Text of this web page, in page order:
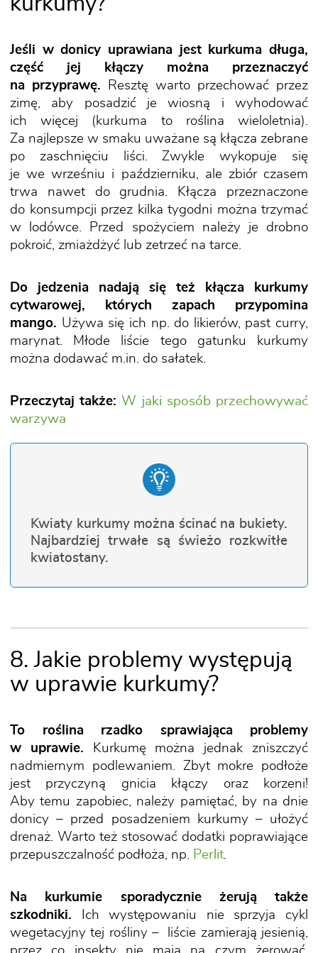
Jeśli w donicy uprawiana jest kurkuma długa,
część jej kłączy można przeznaczyć
na przyprawę. Resztę warto przechować przez
zimę, aby posadzić je wiosną i wyhodować
ich więcej (kurkuma to roślina wieloletnia).
Za najlepsze w smaku uważane są kłącza zebrane
po zaschnięciu liści. Zwykle wykopuje się
je we wrześniu i październiku, ale zbiór czasem
trwa nawet do grudnia. Kłącza przeznaczone
do konsumpcji przez kilka tygodni można trzymać
w lodówce. Przed spożyciem należy je drobno
pokroić, zmiażdżyć lub zetrzeć na tarce.
Do jedzenia nadają się też kłącza kurkumy
cytwarowej, których zapach przypomina
mango. Używa się ich np. do likierów, past curry,
marynat. Młode liście tego gatunku kurkumy
można dodawać m.in. do sałatek.
Przeczytaj także: W jaki sposób przechowywać
warzywa
Kwiaty kurkumy można ścinać na bukiety.
Najbardziej trwałe są świeżo rozkwitłe
kwiatostany.
8. Jakie problemy występują
w uprawie kurkumy?
To roślina rzadko sprawiająca problemy
w uprawie. Kurkumę można jednak zniszczyć
nadmiernym podlewaniem. Zbyt mokre podłoże
jest przyczyną gnicia kłączy oraz korzeni!
Aby temu zapobiec, należy pamiętać, by na dnie
donicy – przed posadzeniem kurkumy – ułożyć
drenaż. Warto też stosować dodatki poprawiające
przepuszczalność podłoża, np.
Perlit
Na kurkumie sporadycznie żerują także
szkodniki. Ich występowaniu nie sprzyja cykl
wegetacyjny tej rośliny – liście zamierają jesienią,
przez co insekty nie mają na czym żerować.